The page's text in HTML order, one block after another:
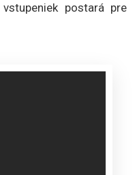
postará pre